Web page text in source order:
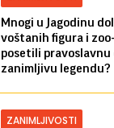
Mnogi u Jagodinu
voštanih figura i
posetili pravoslavnu
zanimljivu legendu?
ZANIMLJIVOSTI